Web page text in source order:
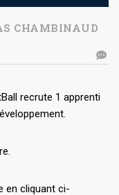
CHAMBINAUD
recrute 1 apprenti
en cliquant ci-